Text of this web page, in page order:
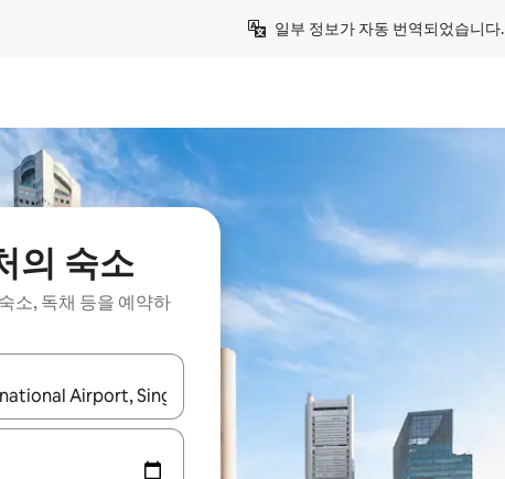
일부 정보가 자동 번역되었습니다.
의 숙소
소, 독채 등을 예약하
키를 사용하거나 터치 또는 스와이프 동작으로 탐색하세요.